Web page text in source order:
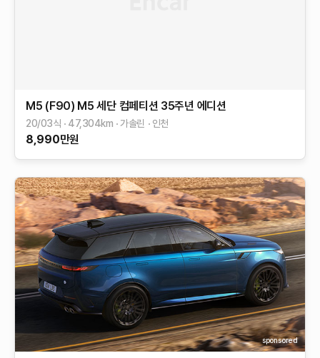
M5 (F90) M5 세단 컴페티션 35주년 에디션
20/03식 47,304km 가솔린 인천
8,990만원
sponsored